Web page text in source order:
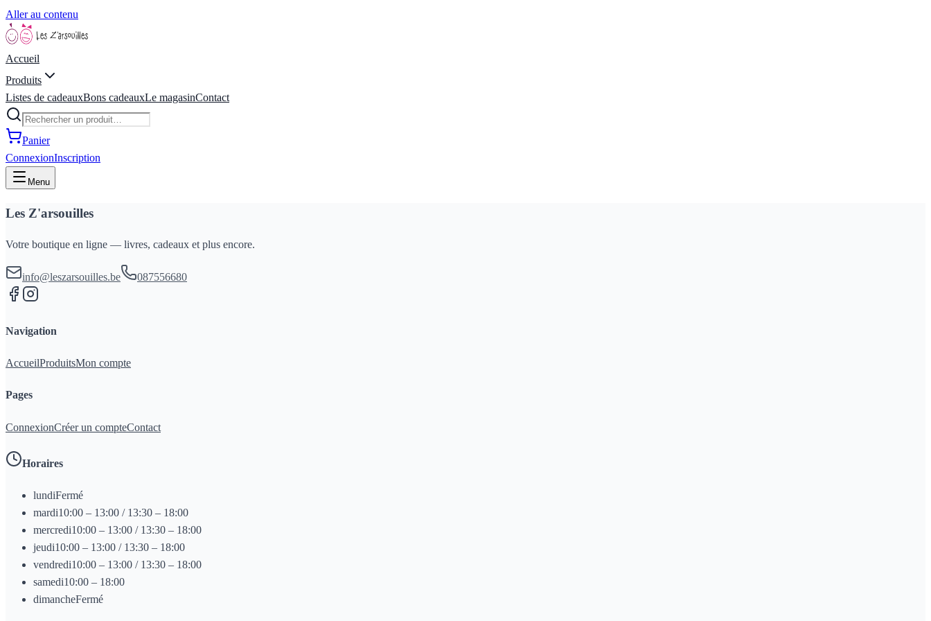
Aller au contenu
Accueil
Produits
Listes de cadeauxBons cadeauxLe magasinContact
Panier
ConnexionInscription
Menu
Les Z'arsouilles
Votre boutique en ligne — livres, cadeaux et plus encore.
info@leszarsouilles.be 087556680
Navigation
AccueilProduitsMon compte
Pages
ConnexionCréer un compteContact
Horaires
lundiFermé
mardi10:00 – 13:00 / 13:30 – 18:00
mercredi10:00 – 13:00 / 13:30 – 18:00
jeudi10:00 – 13:00 / 13:30 – 18:00
vendredi10:00 – 13:00 / 13:30 – 18:00
samedi10:00 – 18:00
dimancheFermé